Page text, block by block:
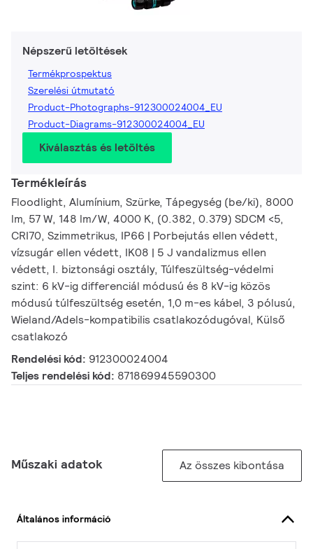
Népszerű letöltések
Termékprospektus
Szerelési útmutató
Product-Photographs-912300024004_EU
Product-Diagrams-912300024004_EU
Kiválasztás és letöltés
Termékleírás
Floodlight, Alumínium, Szürke, Tápegység (be/ki), 8000
lm, 57 W, 148 lm/W, 4000 K, (0.382, 0.379) SDCM <5,
CRI70, Szimmetrikus, IP66 | Porbejutás ellen védett,
vízsugár ellen védett, IK08 | 5 J vandalizmus ellen
védett, I. biztonsági osztály, Túlfeszültség-védelmi
szint: 6 kV-ig differenciál módusú és 8 kV-ig közös
módusú túlfeszültség esetén, 1,0 m-es kábel, 3 pólusú,
Wieland/Adels-kompatibilis csatlakozódugóval, Külső
csatlakozó
Rendelési kód: 912300024004
Teljes rendelési kód: 871869945590300
Műszaki adatok Az összes kibontása
Általános információ